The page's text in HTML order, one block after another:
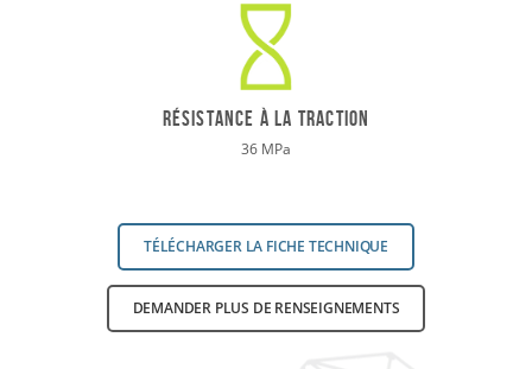
RÉSISTANCE À LA TRACTION
36 MPa
TÉLÉCHARGER LA FICHE TECHNIQUE
DEMANDER PLUS DE RENSEIGNEMENTS